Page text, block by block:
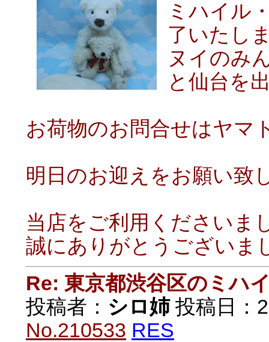
ミハイル
了いたし
ヌイのみ
と仙台を
お荷物のお問合せはヤマ
明日のお迎えをお願い致
当店をご利用くださいま
誠にありがとうございま
Re: 東京都渋谷区のミハ
投稿者： シロ姉投稿日：
No.210533 RES